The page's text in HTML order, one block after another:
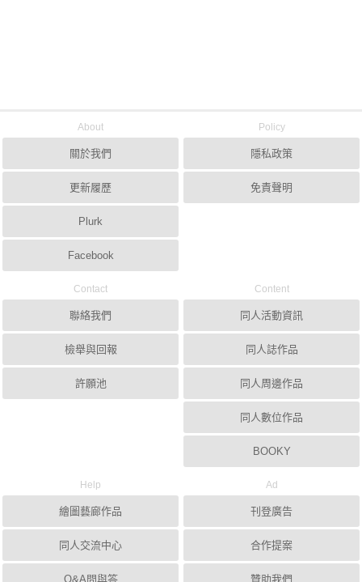
About
關於我們
更新履歷
Plurk
Facebook
Policy
隱私政策
免責聲明
Contact
聯絡我們
檢舉與回報
許願池
Content
同人活動資訊
同人誌作品
同人周邊作品
同人數位作品
BOOKY
Help
繪圖藝廊作品
同人交流中心
Q&A問與答
Ad
刊登廣告
合作提案
贊助我們